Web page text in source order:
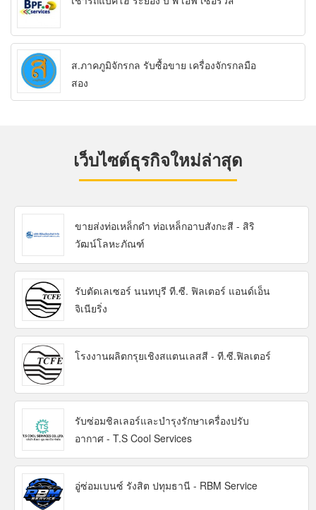
ส.ภาคภูมิจักรกล รับซื้อขาย เครื่องจักรกลมือ
สอง
เว็บไซต์ธุรกิจใหม่ล่าสุด
ขายส่งท่อเหล็กดำ ท่อเหล็กอาบสังกะสี - สิริ
วัฒน์โลหะภัณฑ์
รับตัดเลเซอร์ นนทบุรี ที.ซี. ฟิลเตอร์ แอนด์เอ็น
จิเนียริ่ง
โรงงานผลิตกรุยเชิงสแตนเลสสี - ที.ซี.ฟิลเตอร์
รับซ่อมชิลเลอร์และบำรุงรักษาเครื่องปรับ
อากาศ - T.S Cool Services
อู่ซ่อมเบนซ์ รังสิต ปทุมธานี - RBM Service